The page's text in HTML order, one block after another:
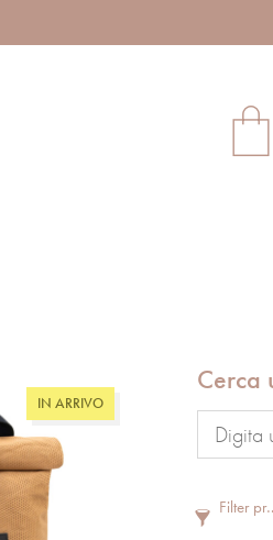
IN ARRIVO
Cerca